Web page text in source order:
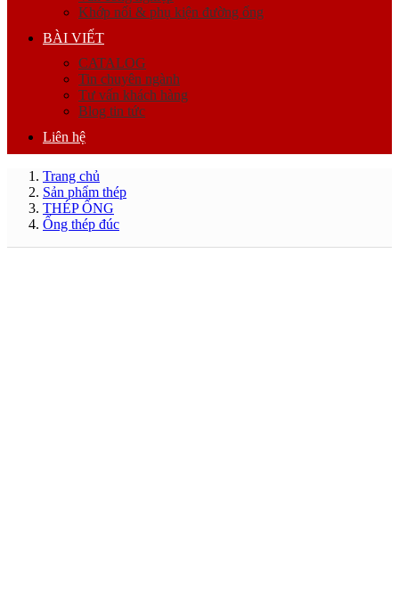
Khớp nối & phụ kiện đường ống
BÀI VIẾT
CATALOG
Tin chuyên ngành
Tư vấn khách hàng
Blog tin tức
Liên hệ
Trang chủ
Sản phẩm thép
THÉP ỐNG
Ống thép đúc